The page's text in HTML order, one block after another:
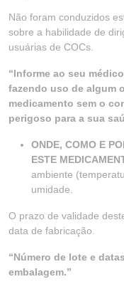
Não foram conduzidos
sobre a habilidade de
usuárias de COCs.
“Informe ao seu
fazendo uso de algum
medicamento sem o
perigoso para a sua
ONDE, COMO E
ESTE
ambiente
umidade.
O prazo de validade
data de fabricação.
“Número de lote e
embalagem.”